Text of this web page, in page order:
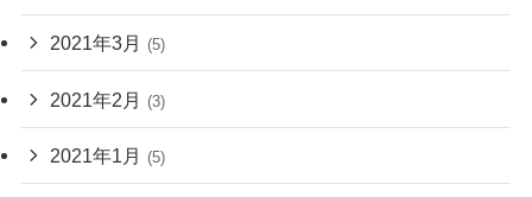
2021年3月 (5)
2021年2月 (3)
2021年1月 (5)